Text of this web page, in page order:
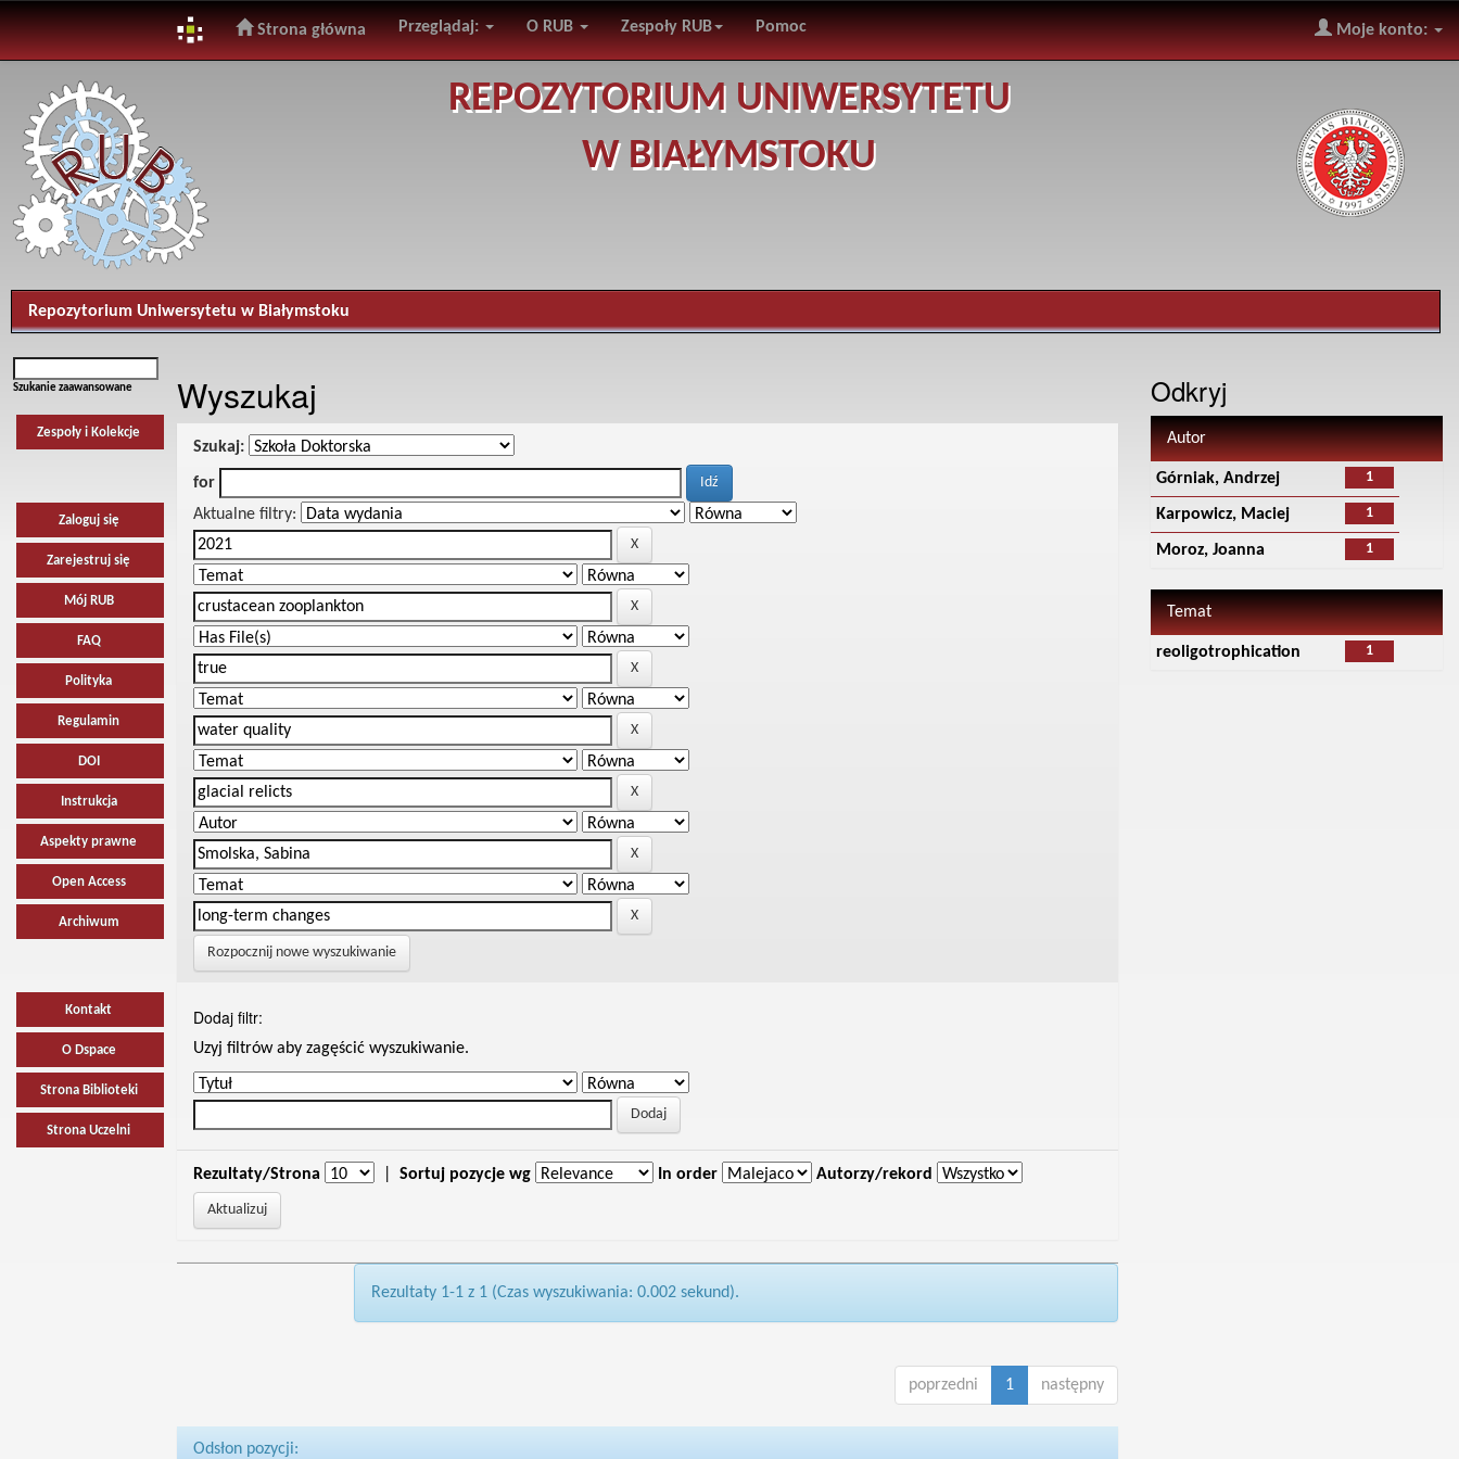
navigation
Strona główna Przeglądaj: O RUB Zespoły RUB Pomoc Moje konto:
REPOZYTORIUM UNIWERSYTETU
W BIAŁYMSTOKU
Repozytorium Uniwersytetu w Białymstoku
Szukanie zaawansowane
Zespoły i Kolekcje
Zaloguj się
Zarejestruj się
Mój RUB
FAQ
Polityka
Regulamin
DOI
Instrukcja
Aspekty prawne
Open Access
Archiwum
Kontakt
O Dspace
Strona Biblioteki
Strona Uczelni
Wyszukaj
Szukaj:
for
Aktualne filtry:
Rozpocznij nowe wyszukiwanie
Dodaj filtr:
Uzyj filtrów aby zagęścić wyszukiwanie.
Rezultaty/Strona Sortuj pozycje wg In order Autorzy/rekord
Rezultaty 1-1 z 1 (Czas wyszukiwania: 0.002 sekund).
poprzedni 1 następny
Odsłon pozycji:
Odkryj
Autor
1
Górniak, Andrzej
1
Karpowicz, Maciej
1
Moroz, Joanna
Temat
1
reoligotrophication